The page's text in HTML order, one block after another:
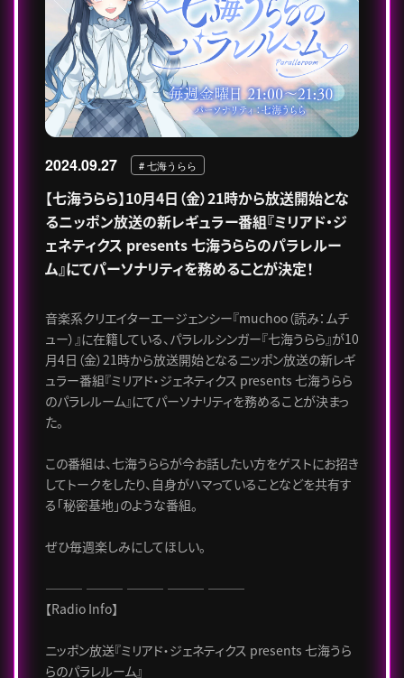
2024.09.27 # 七海うらら
【七海うらら】10月4日（金）21時から放送開始とな
るニッポン放送の新レギュラー番組『ミリアド・ジ
ェネティクス presents 七海うららのパラレルー
ム』にてパーソナリティを務めることが決定！
音楽系クリエイターエージェンシー『muchoo（読み：ムチ
ュー）』に在籍している、パラレルシンガー『七海うらら』が10
月4日（金）21時から放送開始となるニッポン放送の新レギ
ュラー番組『ミリアド・ジェネティクス presents 七海うらら
のパラレルーム』にてパーソナリティを務めることが決まっ
た。
この番組は、七海うららが今お話したい方をゲストにお招き
してトークをしたり、自身がハマっていることなどを共有す
る「秘密基地」のような番組。
ぜひ毎週楽しみにしてほしい。
――― ――― ――― ――― ―――
【Radio Info】
ニッポン放送『ミリアド・ジェネティクス presents 七海うら
らのパラレルーム』